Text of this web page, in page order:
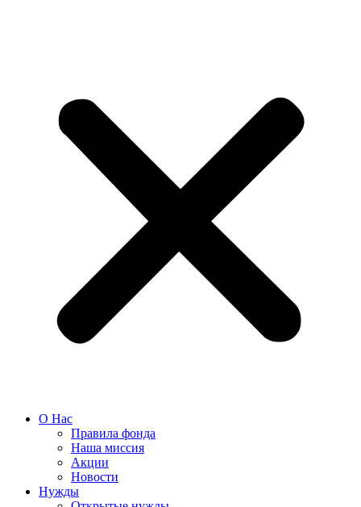
О Нас
Правила фонда
Наша миссия
Акции
Новости
Нужды